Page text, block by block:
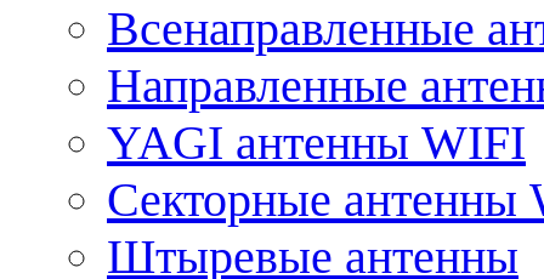
Всенаправленные
Направленные
YAGI антенны WIFI
Секторные антенны
Штыревые антенны